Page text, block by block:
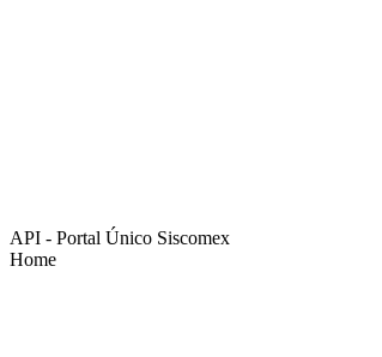
API - Portal Único Siscomex
Home